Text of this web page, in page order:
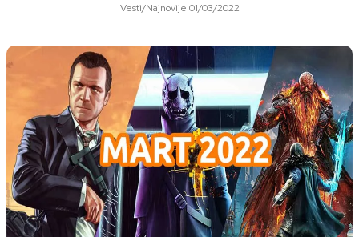
Vesti/Najnovije|01/03/2022